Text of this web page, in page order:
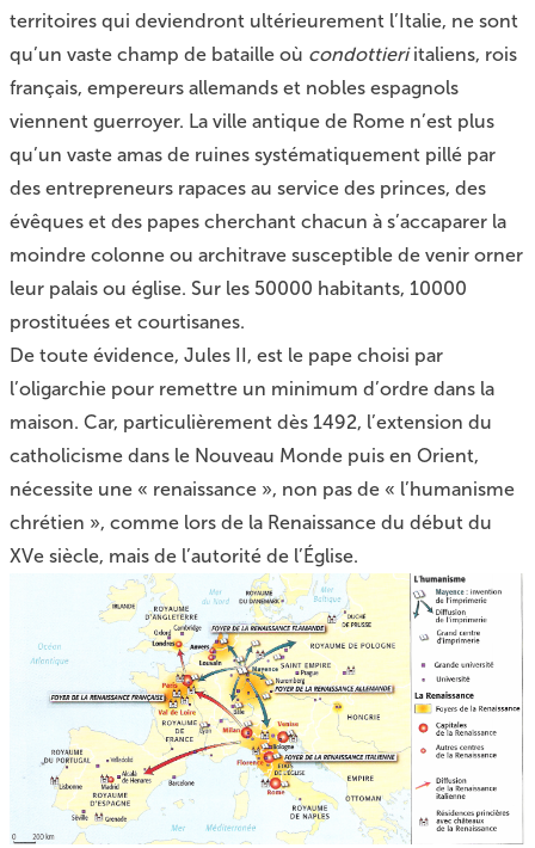
territoires qui deviendront ultérieurement l’Italie, ne sont
qu’un vaste champ de bataille où condottieriitaliens, rois
français, empereurs allemands et nobles espagnols
viennent guerroyer. La ville antique de Rome n’est plus
qu’un vaste amas de ruines systématiquement pillé par
des entrepreneurs rapaces au service des princes, des
évêques et des papes cherchant chacun à s’accaparer la
moindre colonne ou architrave susceptible de venir orner
leur palais ou église. Sur les 50000 habitants, 10000
prostituées et courtisanes.
De toute évidence, Jules II, est le pape choisi par
l’oligarchie pour remettre un minimum d’ordre dans la
maison. Car, particulièrement dès 1492, l’extension du
catholicisme dans le Nouveau Monde puis en Orient,
nécessite une « renaissance », non pas de « l’humanisme
chrétien », comme lors de la Renaissance du début du
XVe siècle, mais de l’autorité de l’Église.